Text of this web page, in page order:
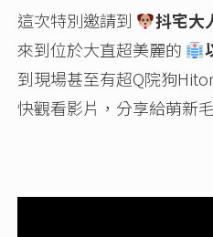
這次特別邀請到
抖宅大
來到位於大直超美麗的
到現場甚至有超Q院狗
快觀看影片，分享給萌新